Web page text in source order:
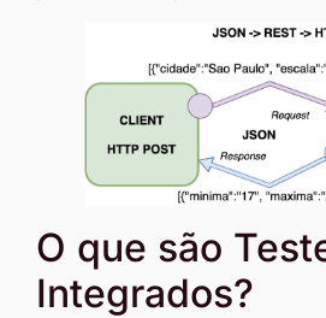
O que são
Integrados?